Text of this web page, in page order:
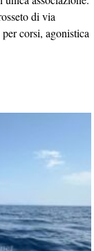
di via
corsi, agonistica